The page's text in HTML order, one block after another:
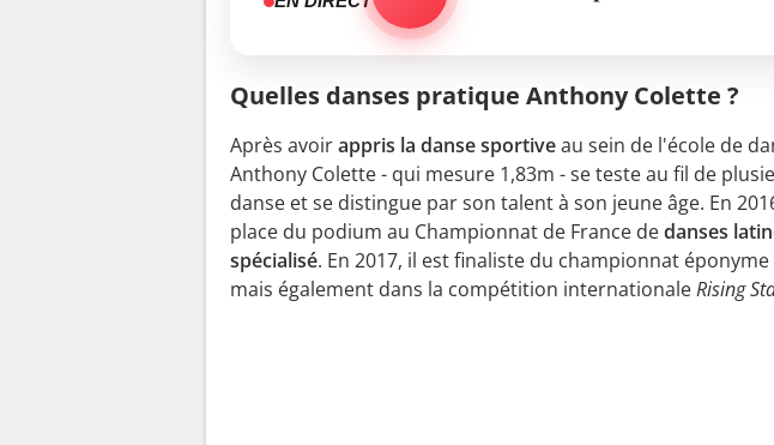
Quelles danses pratique Anthony Colette ?
Après avoirappris la danse sportiveau sein de l'école de
Anthony Colette - qui mesure 1,83m - se teste au fil de
danse et se distingue par son talent à son jeune âge. En
place du podium au Championnat de France dedanses
spécialisé. En 2017, il est finaliste du championnat
mais également dans la compétition internationaleRising